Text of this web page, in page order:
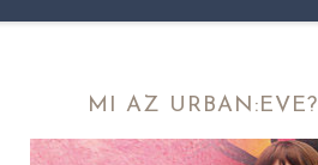
MI AZ URBAN:EVE?